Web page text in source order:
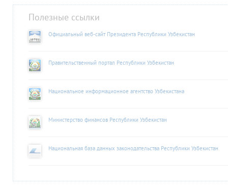
Полезные ссылки
Официальный веб-сайт Президента Республики Узбекистан
Правительственный портал Республики Узбекистан
Национальное информационное агентство Узбекистана
Министерство финансов Республики Узбекистан
Национальная база данных законодательства Республики Узбекистан